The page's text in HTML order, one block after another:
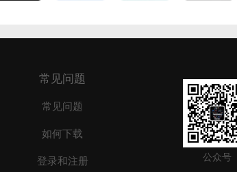
常见问题
常见问题
如何下载
登录和注册 公众号